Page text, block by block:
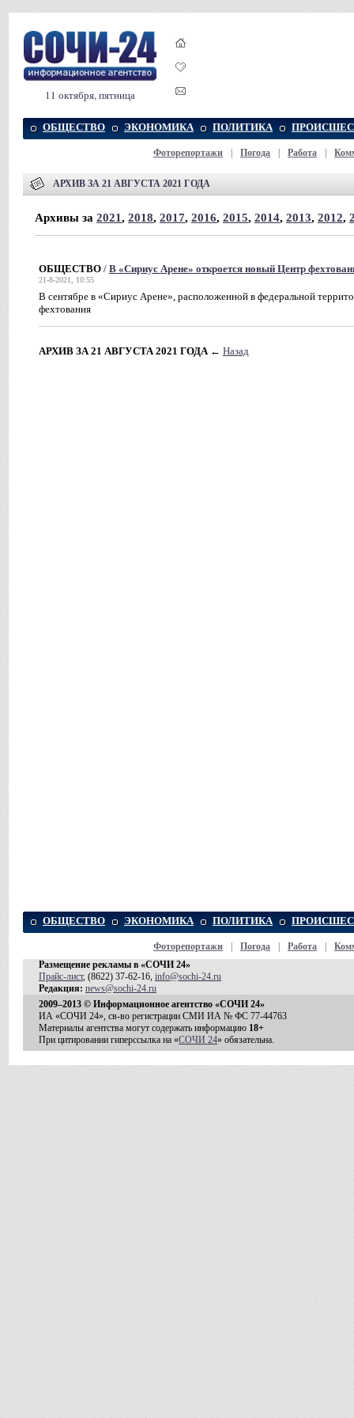
11 октября, пятница
ОБЩЕСТВО ЭКОНОМИКА ПОЛИТИКА
Фоторепортажи Погода Работа
АРХИВ ЗА 21 АВГУСТА 2021 ГОДА
Архивы за 2021, 2018, 2017, 2016, 2015, 2014, 2013, 2012,
ОБЩЕСТВО / В «Сириус Арене» откроется новый Центр
21-8-2021, 10:55
В сентябре в «Сириус Арене», расположенной в федеральной
фехтования
АРХИВ ЗА 21 АВГУСТА 2021 ГОДА ← Назад
ОБЩЕСТВО ЭКОНОМИКА ПОЛИТИКА
Фоторепортажи Погода Работа
Размещение рекламы в «СОЧИ 24»
Прайс-лист, (8622) 37-62-16, info@sochi-24.ru
Редакция: news@sochi-24.ru
2009–2013 © Информационное агентство «СОЧИ 24»
ИА «СОЧИ 24», св-во регистрации СМИ ИА № ФС 77-44763
Материалы агентства могут содержать информацию 18+
При цитировании гиперссылка на «СОЧИ 24» обязательна.